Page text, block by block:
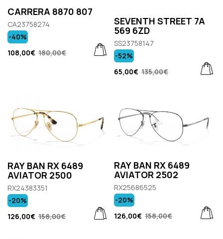
CARRERA 8870 807
CA23758274
108,00€ 180,00€
-40%
SEVENTH STREET 7A
569 6ZD
SS23758147
65,00€ 135,00€
-52%
RAY BAN RX 6489
AVIATOR 2500
RX24383351
126,00€ 158,00€
-20%
RAY BAN RX 6489
AVIATOR 2502
RX25686525
126,00€ 158,00€
-20%